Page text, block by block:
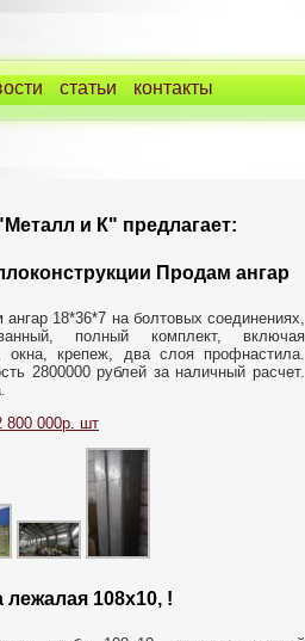
статьи контакты
и К" предлагает:
Продам ангар
ангар 18*36*7 на болтовых соединениях,
полный комплект, включая
окна, крепеж, два слоя профнастила.
2800000 рублей за наличный расчет.
800 000р. шт
лежалая 108х10, !